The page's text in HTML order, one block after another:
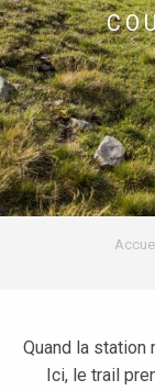
Quand la
Ici, le trail